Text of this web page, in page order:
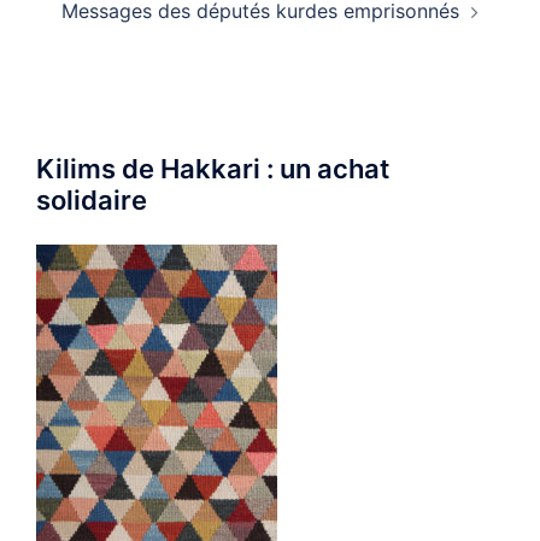
Messages des députés kurdes emprisonnés
Kilims de Hakkari : un achat
solidaire